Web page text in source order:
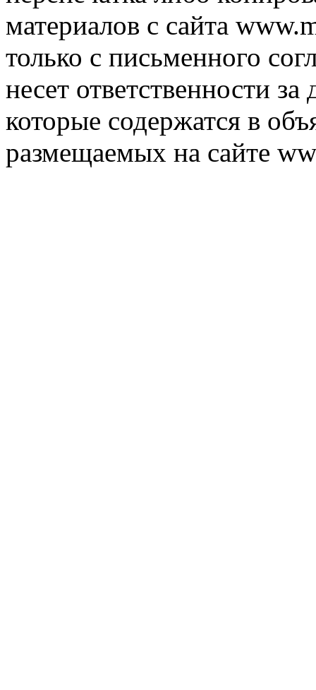
материалов с сайта
только с письменного
несет ответственности
которые содержатся в
размещаемых на сайте